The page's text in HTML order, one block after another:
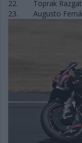
22.
Toprak
23.
Augusto